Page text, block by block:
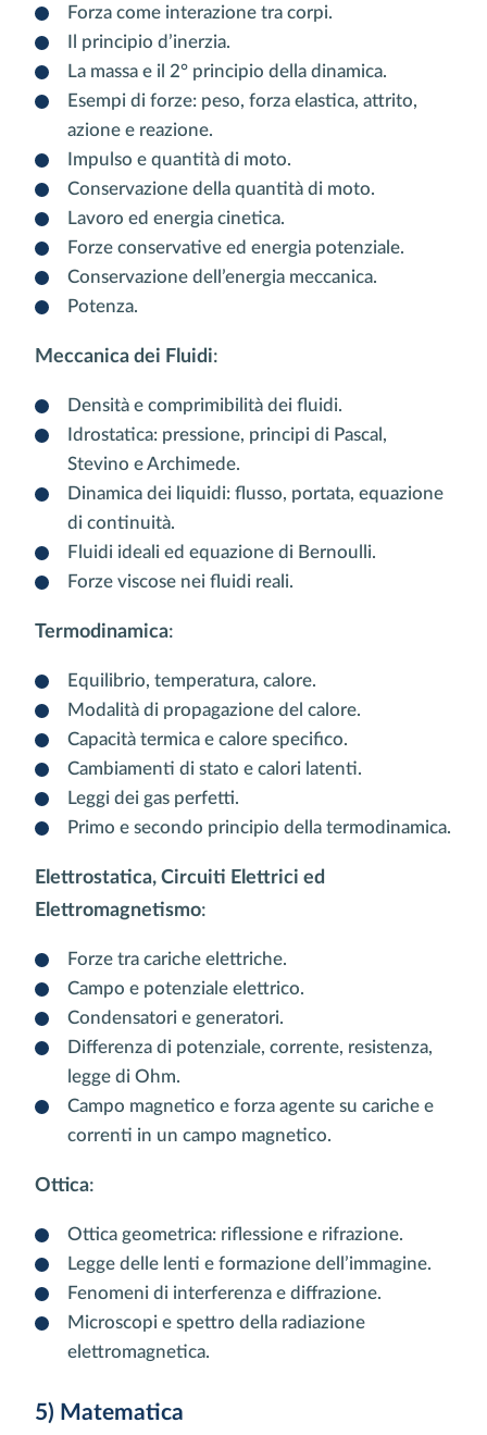
Forza come interazione tra corpi.
Il principio d’inerzia.
La massa e il 2° principio della dinamica.
Esempi di forze: peso, forza elastica, attrito,
azione e reazione.
Impulso e quantità di moto.
Conservazione della quantità di moto.
Lavoro ed energia cinetica.
Forze conservative ed energia potenziale.
Conservazione dell’energia meccanica.
Potenza.
Meccanica dei Fluidi:
Densità e comprimibilità dei fluidi.
Idrostatica: pressione, principi di Pascal,
Stevino e Archimede.
Dinamica dei liquidi: flusso, portata, equazione
di continuità.
Fluidi ideali ed equazione di Bernoulli.
Forze viscose nei fluidi reali.
Termodinamica:
Equilibrio, temperatura, calore.
Modalità di propagazione del calore.
Capacità termica e calore specifico.
Cambiamenti di stato e calori latenti.
Leggi dei gas perfetti.
Primo e secondo principio della termodinamica.
Elettrostatica, Circuiti Elettrici ed
Elettromagnetismo:
Forze tra cariche elettriche.
Campo e potenziale elettrico.
Condensatori e generatori.
Differenza di potenziale, corrente, resistenza,
legge di Ohm.
Campo magnetico e forza agente su cariche e
correnti in un campo magnetico.
Ottica:
Ottica geometrica: riflessione e rifrazione.
Legge delle lenti e formazione dell’immagine.
Fenomeni di interferenza e diffrazione.
Microscopi e spettro della radiazione
elettromagnetica.
5) Matematica